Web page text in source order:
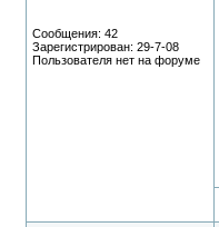
Сообщения: 42
Зарегистрирован: 29-7-08
Пользователя нет на форуме